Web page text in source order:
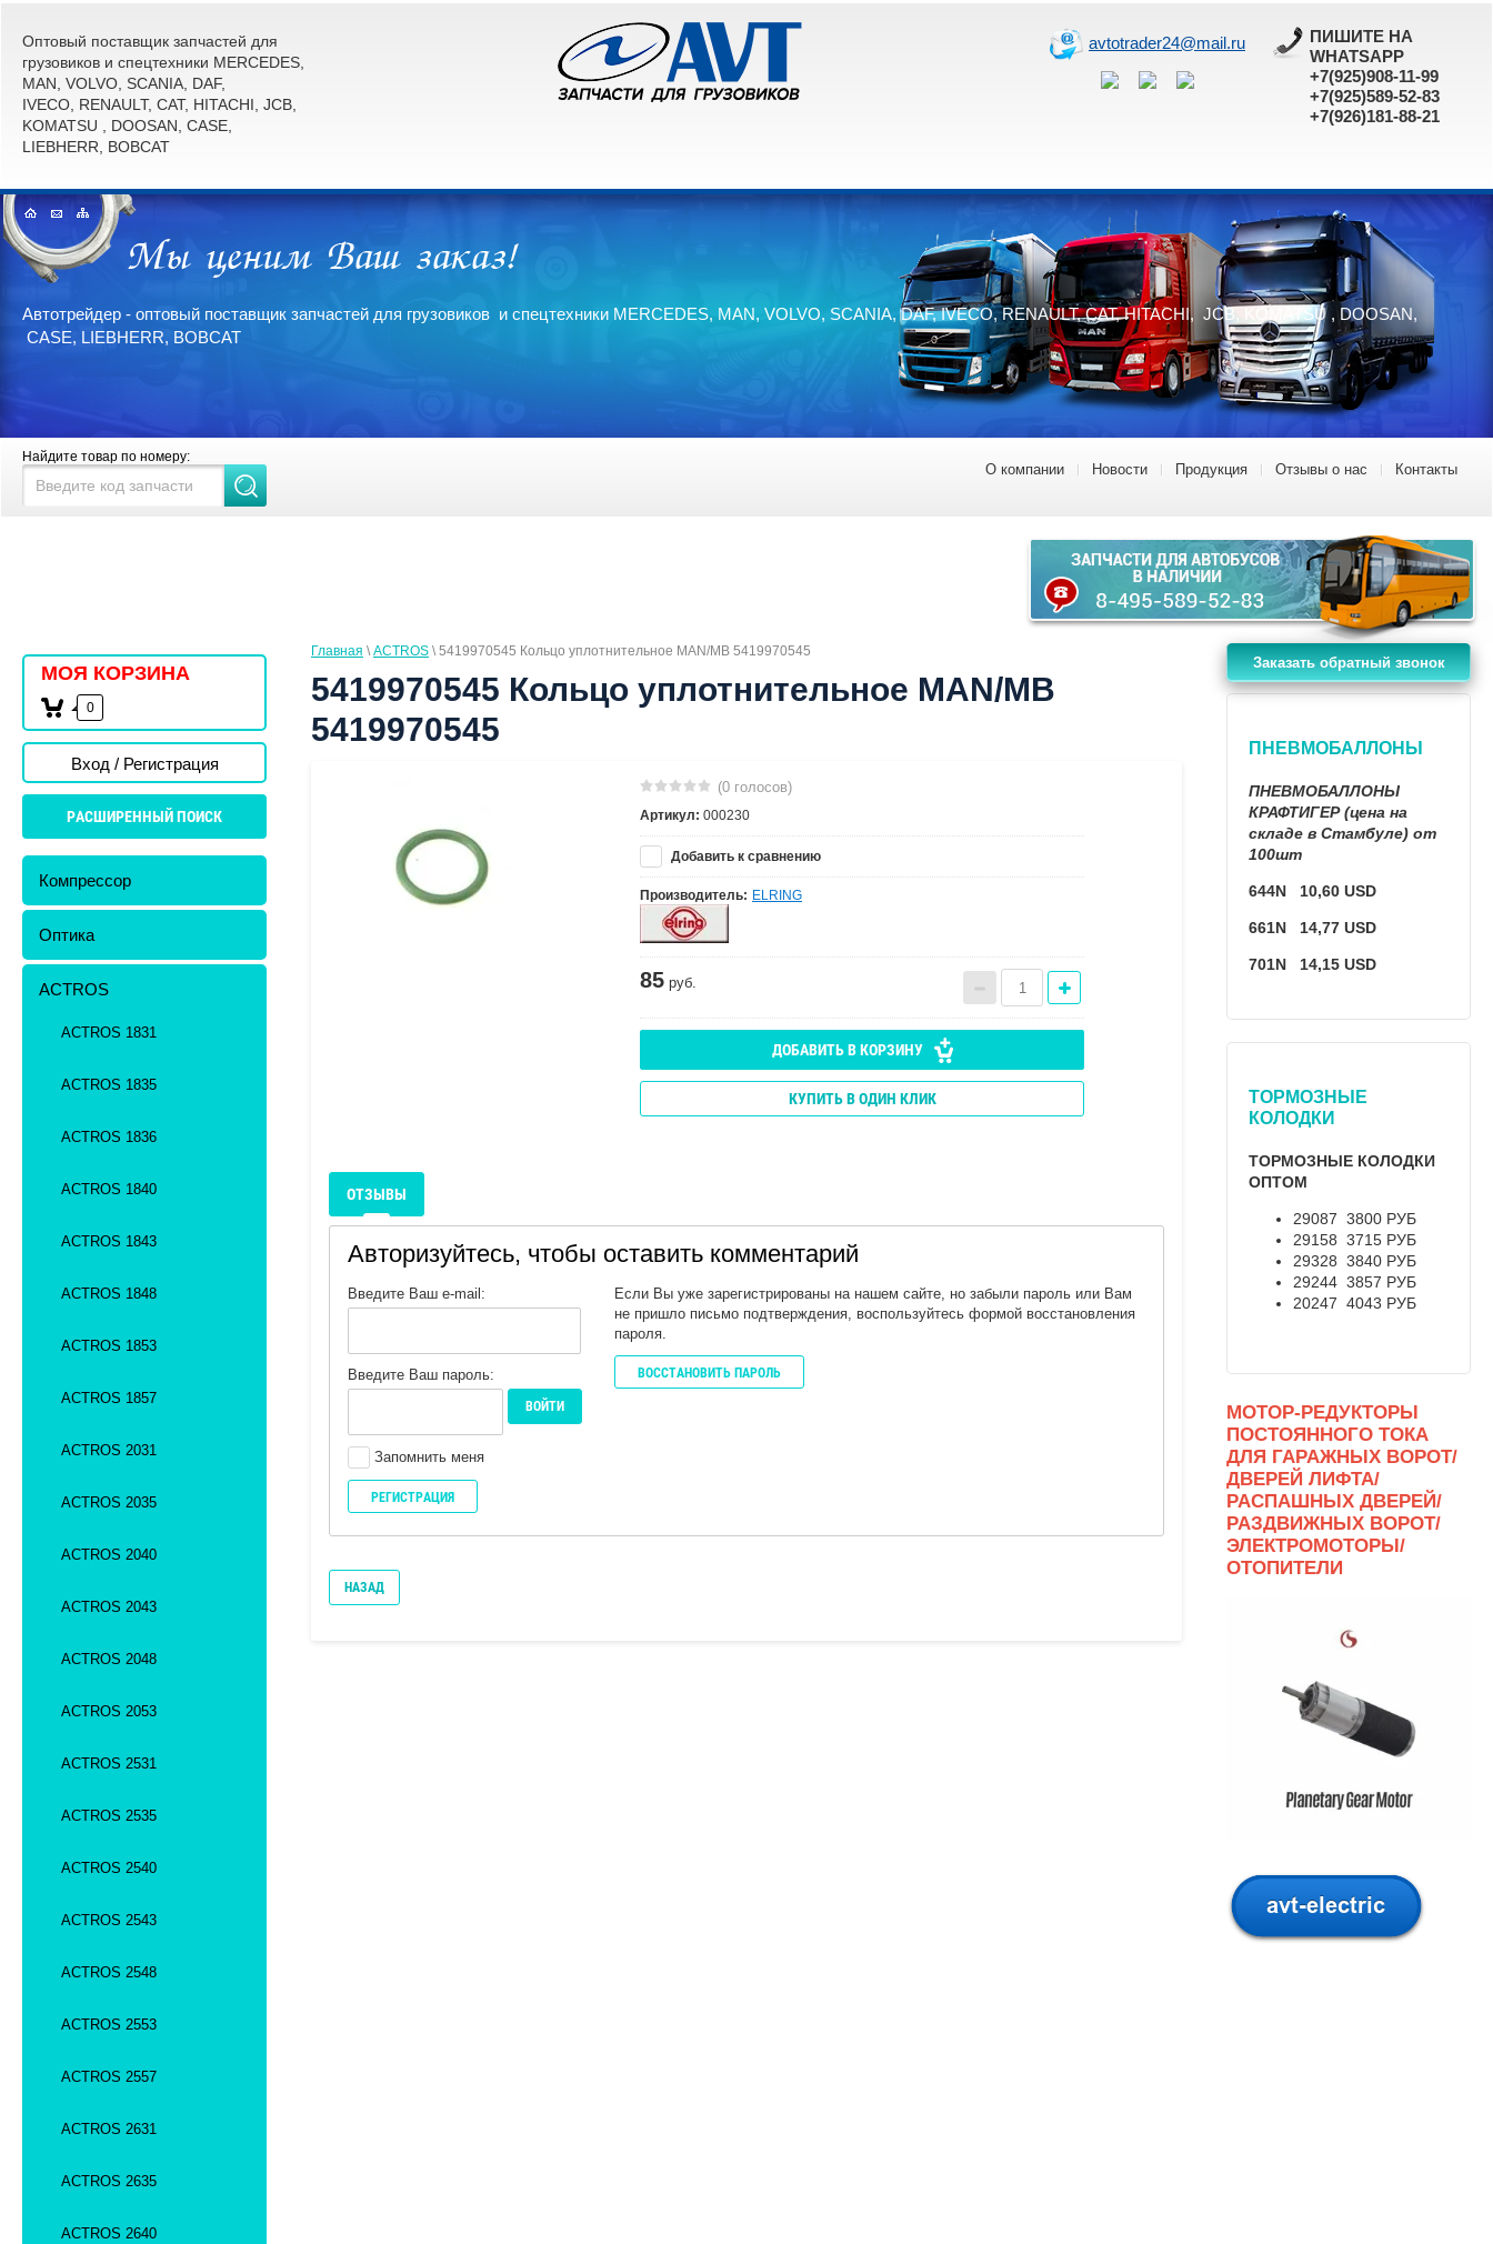
Оптовый поставщик запчастей для
грузовиков и спецтехники MERCEDES,
MAN, VOLVO, SCANIA, DAF,
IVECO, RENAULT, CAT, HITACHI, JCB,
KOMATSU , DOOSAN, CASE,
LIEBHERR, BOBCAT
avtotrader24@mail.ru
ПИШИТЕ НА
WHATSAPP
+7(925)908-11-99
+7(925)589-52-83
+7(926)181-88-21
Автотрейдер - оптовый поставщик запчастей для грузовиков и спецтехники MERCEDES, MAN, VOLVO, SCANIA, DAF, IVECO, RENAULT, CAT, HITACHI, JCB, KOMATSU , DOOSAN,
CASE, LIEBHERR, BOBCAT
Найдите товар по номеру:
О компании Новости Продукция Отзывы о нас Контакты
МОЯ КОРЗИНА
0
Вход / Регистрация
РАСШИРЕННЫЙ ПОИСК
Компрессор
Оптика
ACTROS
ACTROS 1831
ACTROS 1835
ACTROS 1836
ACTROS 1840
ACTROS 1843
ACTROS 1848
ACTROS 1853
ACTROS 1857
ACTROS 2031
ACTROS 2035
ACTROS 2040
ACTROS 2043
ACTROS 2048
ACTROS 2053
ACTROS 2531
ACTROS 2535
ACTROS 2540
ACTROS 2543
ACTROS 2548
ACTROS 2553
ACTROS 2557
ACTROS 2631
ACTROS 2635
ACTROS 2640
Главная \ACTROS \ 5419970545 Кольцо уплотнительное MAN/MB 5419970545
5419970545 Кольцо уплотнительное MAN/MB
5419970545
(0 голосов)
Артикул: 000230
Добавить к сравнению
Производитель: ELRING
85 руб.
ДОБАВИТЬ В КОРЗИНУ
КУПИТЬ В ОДИН КЛИК
ОТЗЫВЫ
Авторизуйтесь, чтобы оставить комментарий
Введите Ваш e-mail:
Введите Ваш пароль:
ВОЙТИ
Запомнить меня
РЕГИСТРАЦИЯ
Если Вы уже зарегистрированы на нашем сайте, но забыли пароль или Вам
не пришло письмо подтверждения, воспользуйтесь формой восстановления
пароля.
ВОССТАНОВИТЬ ПАРОЛЬ
НАЗАД
Заказать обратный звонок
ПНЕВМОБАЛЛОНЫ
ПНЕВМОБАЛЛОНЫ
КРАФТИГЕР (цена на
складе в Стамбуле) от
100шт
644N 10,60 USD
661N 14,77 USD
701N 14,15 USD
ТОРМОЗНЫЕ
КОЛОДКИ
ТОРМОЗНЫЕ КОЛОДКИ
ОПТОМ
29087 3800 РУБ
29158 3715 РУБ
29328 3840 РУБ
29244 3857 РУБ
20247 4043 РУБ
МОТОР-РЕДУКТОРЫ
ПОСТОЯННОГО ТОКА
ДЛЯ ГАРАЖНЫХ ВОРОТ/
ДВЕРЕЙ ЛИФТА/
РАСПАШНЫХ ДВЕРЕЙ/
РАЗДВИЖНЫХ ВОРОТ/
ЭЛЕКТРОМОТОРЫ/
ОТОПИТЕЛИ